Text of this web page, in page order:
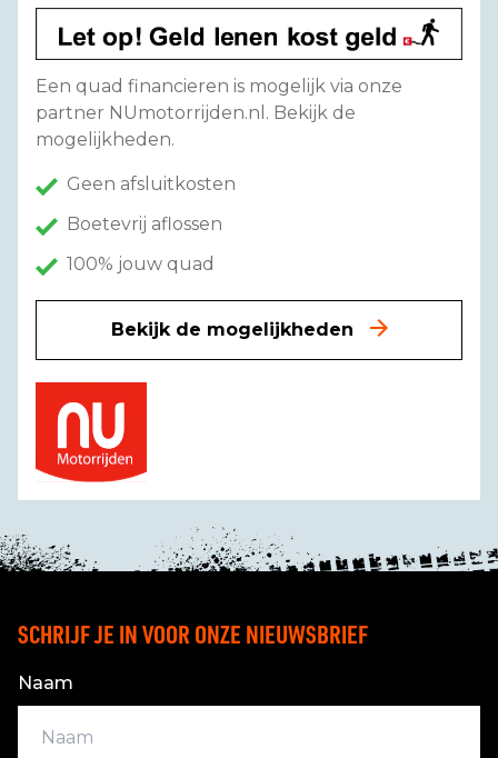
Een quad financieren is mogelijk via onze
partner NUmotorrijden.nl. Bekijk de
mogelijkheden.
Geen afsluitkosten
Boetevrij aflossen
100% jouw quad
Bekijk de mogelijkheden
SCHRIJF JE IN VOOR ONZE NIEUWSBRIEF
Naam